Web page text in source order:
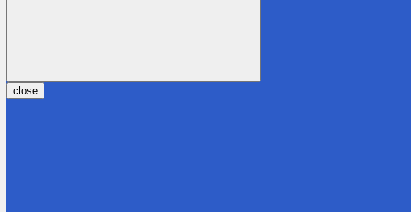
close